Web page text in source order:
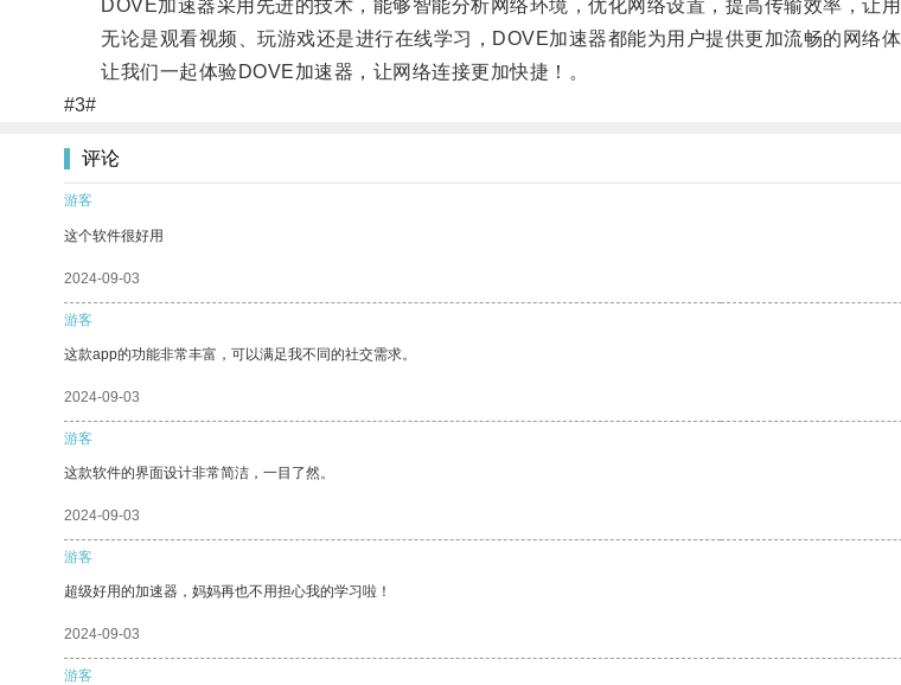
DOVE加速器采用先进的技术，能够智能分析网络环境，优化网络设置，提高传输效率，让用
无论是观看视频、玩游戏还是进行在线学习，DOVE加速器都能为用户提供更加流畅的网络体
让我们一起体验DOVE加速器，让网络连接更加快捷！。
#3#
评论
游客
这个软件很好用
2024-09-03
游客
这款app的功能非常丰富，可以满足我不同的社交需求。
2024-09-03
游客
这款软件的界面设计非常简洁，一目了然。
2024-09-03
游客
超级好用的加速器，妈妈再也不用担心我的学习啦！
2024-09-03
游客